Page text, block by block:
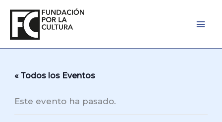
contenido
« Todos los Eventos
Este evento ha pasado.